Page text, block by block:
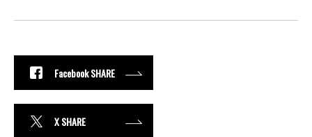
Facebook SHARE
X SHARE